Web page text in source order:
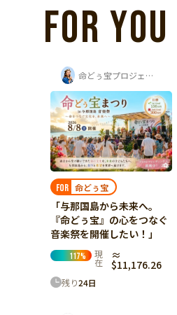
FOR YOU
命どぅ宝プロジェクト実行委員
FOR 命どぅ宝
「与那国島から未来へ。
『命どぅ宝』の心をつなぐ
音楽祭を開催したい！」
117% 現
在
≈
$11,176.26
残り24日